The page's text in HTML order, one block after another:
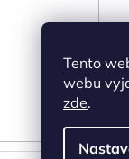
Tento
webu
zde.